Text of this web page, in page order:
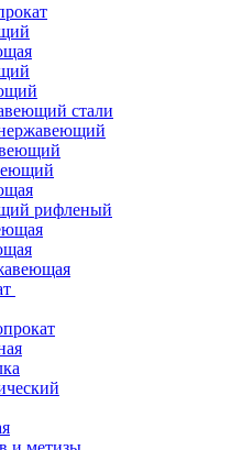
стали
рифленый